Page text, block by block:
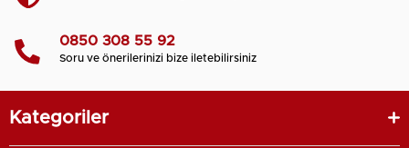
0850 308 55 92
Soru ve önerilerinizi bize iletebilirsiniz
Kategoriler